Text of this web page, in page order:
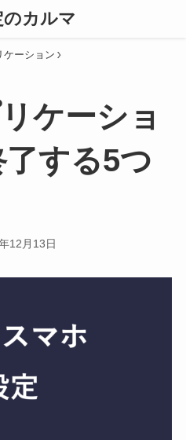
のカルマ
ケーション
ケーショ
する5つ
12月13日